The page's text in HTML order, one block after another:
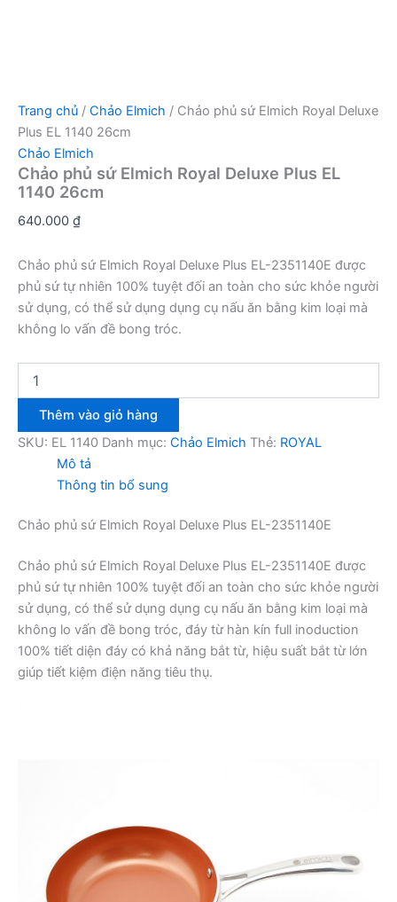
Trang chủ / Chảo Elmich / Chảo phủ sứ Elmich Royal Deluxe
Plus EL 1140 26cm
Chảo Elmich
Chảo phủ sứ Elmich Royal Deluxe Plus EL
1140 26cm
640.000 ₫
Chảo phủ sứ Elmich Royal Deluxe Plus EL-2351140E được
phủ sứ tự nhiên 100% tuyệt đối an toàn cho sức khỏe người
sử dụng, có thể sử dụng dụng cụ nấu ăn bằng kim loại mà
không lo vấn đề bong tróc.
phủ
Elmich
Royal
26cm
lượng
Thêm vào giỏ hàng
SKU: EL 1140 Danh mục: Chảo Elmich Thẻ: ROYAL
Mô tả
Thông tin bổ sung
Chảo phủ sứ Elmich Royal Deluxe Plus EL-2351140E
Chảo phủ sứ Elmich Royal Deluxe Plus EL-2351140E được
phủ sứ tự nhiên 100% tuyệt đối an toàn cho sức khỏe người
sử dụng, có thể sử dụng dụng cụ nấu ăn bằng kim loại mà
không lo vấn đề bong tróc, đáy từ hàn kín full inoduction
100% tiết diện đáy có khả năng bắt từ, hiệu suất bắt từ lớn
giúp tiết kiệm điện năng tiêu thụ.